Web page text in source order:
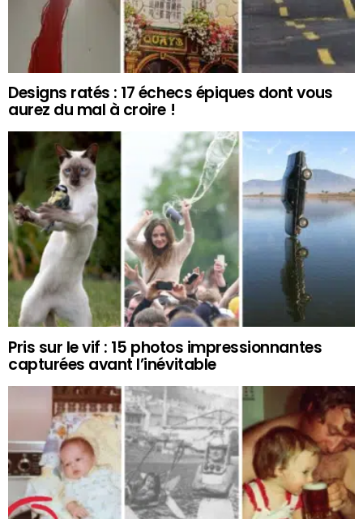
Designs ratés : 17 échecs épiques dont vous
aurez du mal à croire !
Pris sur le vif : 15 photos impressionnantes
capturées avant l’inévitable